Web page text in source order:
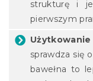
strukturę i
pierwszym
sprawdza się
bawełna to